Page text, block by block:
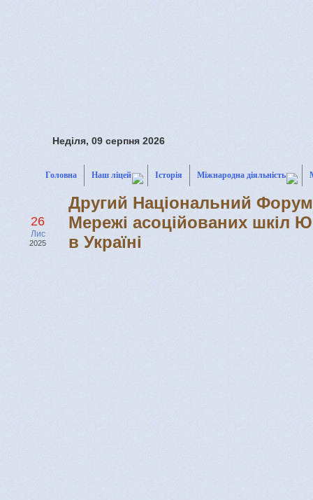
Неділя, 09 серпня 2026
Головна Наш ліцей Історія Міжнародна діяльність
26
Лис
2025
Другий Національний Форум
Мережі асоційованих шкіл
в Україні